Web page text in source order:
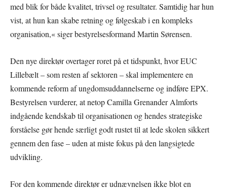
med blik for både kvalitet, trivsel og resultater. Samtidig har hun
vist, at hun kan skabe retning og følgeskab i en kompleks
organisation,« siger bestyrelsesformand Martin Sørensen.
Den nye direktør overtager roret på et tidspunkt, hvor EUC
Lillebælt – som resten af sektoren – skal implementere en
kommende reform af ungdomsuddannelserne og indføre EPX.
Bestyrelsen vurderer, at netop Camilla Grenander Alm­forts
indgående kendskab til organisationen og hendes strategiske
forståelse gør hende særligt godt rustet til at lede skolen sikkert
gennem den fase – uden at miste fokus på den langsigtede
udvikling.
For den kommende direktør er udnævnelsen ikke blot en